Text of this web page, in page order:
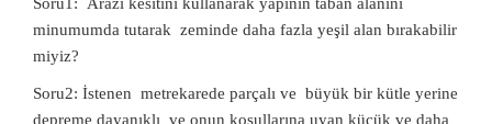
minumumda tutarak zeminde daha fazla yeşil alan bırakabilir
miyiz?
Soru2: İstenen metrekarede parçalı ve büyük bir kütle yerine
depreme dayanıklı ve onun koşullarına uyan küçük ve daha